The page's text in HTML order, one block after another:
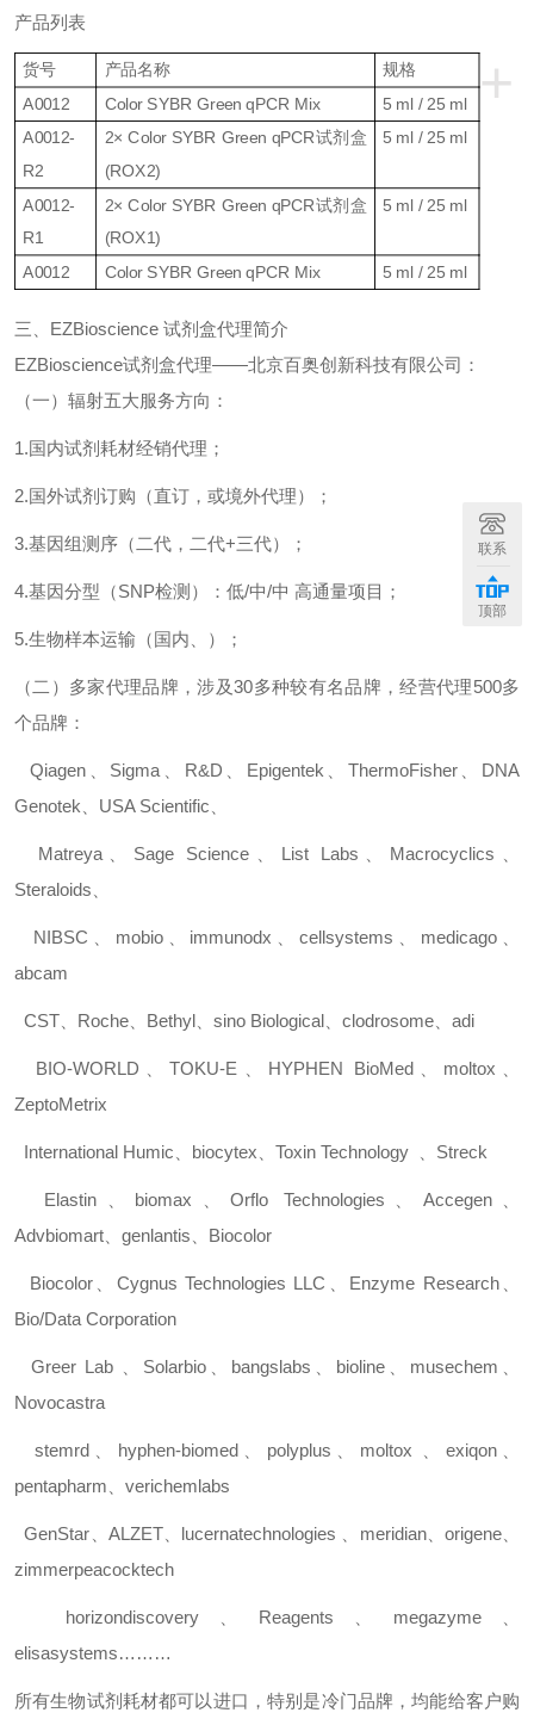
产品列表
+
货号 产品名称
规格
A0012
Color SYBR Green qPCR Mix 5 ml / 25 ml
A0012-
R2
2× Color SYBR Green qPCR试剂盒
(ROX2)
5 ml / 25 ml
A0012-
R1
2× Color SYBR Green qPCR试剂盒
(ROX1)
5 ml / 25 ml
A0012 Color SYBR Green qPCR Mix 5 ml / 25 ml
三、 EZBioscience 试剂盒代理简介
EZBioscience试剂盒代理——北京百奥创新科技有限公司：
（一）辐射五大服务方向：
1.国内试剂耗材经销代理；
2.国外试剂订购（直订，或境外代理）；
3.基因组测序（二代，二代+三代）；
4.基因分型（SNP检测）：低/中/中 高通量项目；
5.生物样本运输（国内、）；
（二）多家代理品牌，涉及30多种较有名品牌，经营代理500多
个品牌：
Qiagen Sigma R&D Epigentek ThermoFisher、 DNA
Genotek
USA Scientific
Matreya、 Sage Science List Labs Macrocyclics
Steraloids
NIBSC mobio、 immunodx 、cellsystems medicago
abcam
CST Roche Bethyl sino Biological clodrosome adi
BIO-WORLD 、TOKU-E HYPHEN BioMed、 moltox
ZeptoMetrix
International Humic biocytex Toxin Technology Streck
Elastin biomax Orflo Technologies Accegen、
Advbiomart
genlantis Biocolor
Biocolor、 Cygnus Technologies LLC Enzyme Research、
Bio/Data Corporation
Greer Lab Solarbio bangslabs bioline musechem
Novocastra
stemrd、 hyphen-biomed、 polyplus moltox exiqon、
pentapharm
verichemlabs
GenStar ALZET、 lucernatechnologies meridian、 origene、
zimmerpeacocktech
horizondiscovery、 Reagents megazyme、
elisasystems………
所有生物试剂耗材都可以进口，特别是冷门品牌，均能给客户购
联系
顶部